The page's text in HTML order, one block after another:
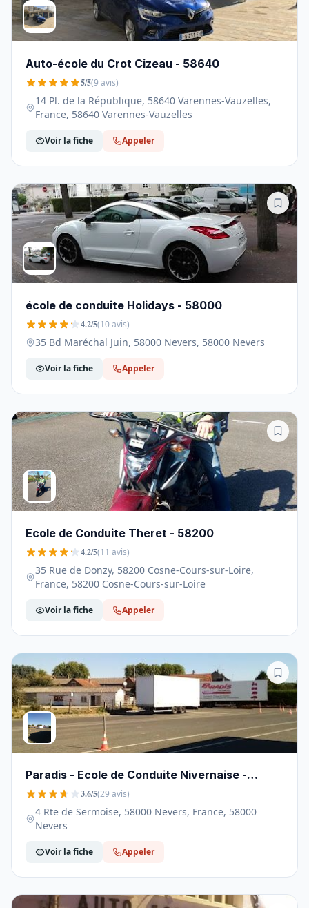
Auto-école du Crot Cizeau - 58640
5/5(9 avis)
14 Pl. de la République, 58640 Varennes-Vauzelles,
France, 58640 Varennes-Vauzelles
Voir la fiche Appeler
école de conduite Holidays - 58000
4.2/5(10 avis)
35 Bd Maréchal Juin, 58000 Nevers, 58000 Nevers
Voir la fiche Appeler
Ecole de Conduite Theret - 58200
4.2/5(11 avis)
35 Rue de Donzy, 58200 Cosne-Cours-sur-Loire,
France, 58200 Cosne-Cours-sur-Loire
Voir la fiche Appeler
Paradis - Ecole de Conduite Nivernaise -
58000
3.6/5(29 avis)
4 Rte de Sermoise, 58000 Nevers, France, 58000
Nevers
Voir la fiche Appeler